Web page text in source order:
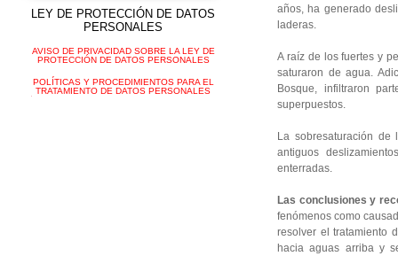
LEY DE PROTECCIÓN DE DATOS
PERSONALES
AVISO DE PRIVACIDAD SOBRE LA LEY DE
PROTECCIÓN DE DATOS PERSONALES
POLÍTICAS Y PROCEDIMIENTOS PARA EL
TRATAMIENTO DE DATOS PERSONALES
años, ha generado
laderas.
A raíz de los fuertes y
saturaron de agua.
Bosque, infiltraron
superpuestos.
La sobresaturación
antiguos
enterradas.
Las conclusiones y
fenómenos como
resolver el tratamiento
hacia aguas arriba y